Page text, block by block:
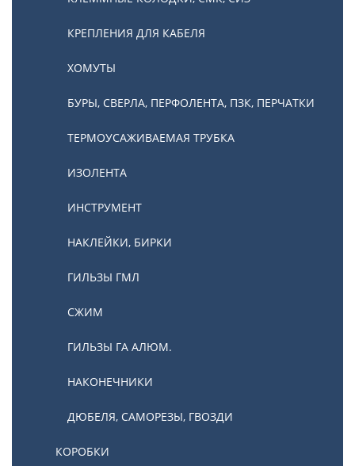
КРЕПЛЕНИЯ ДЛЯ КАБЕЛЯ
ХОМУТЫ
БУРЫ, СВЕРЛА, ПЕРФОЛЕНТА, ПЗК, ПЕРЧАТКИ
ТЕРМОУСАЖИВАЕМАЯ ТРУБКА
ИЗОЛЕНТА
ИНСТРУМЕНТ
НАКЛЕЙКИ, БИРКИ
ГИЛЬЗЫ ГМЛ
СЖИМ
ГИЛЬЗЫ ГА АЛЮМ.
НАКОНЕЧНИКИ
ДЮБЕЛЯ, САМОРЕЗЫ, ГВОЗДИ
КОРОБКИ